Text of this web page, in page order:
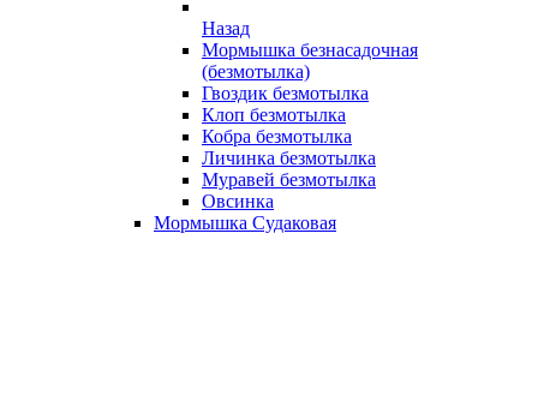
Назад
Мормышка безнасадочная
(безмотылка)
Гвоздик безмотылка
Клоп безмотылка
Кобра безмотылка
Личинка безмотылка
Муравей безмотылка
Овсинка
Мормышка Судаковая